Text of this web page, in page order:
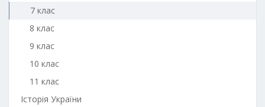
7 клас
8 клас
9 клас
10 клас
11 клас
Історія України